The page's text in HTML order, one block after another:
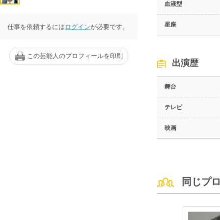
仕事を依頼するには ログインが必要です。
この芸能人のプロフィールを印刷
血液型
星座
出演歴
舞台
テレビ
映画
同じプ